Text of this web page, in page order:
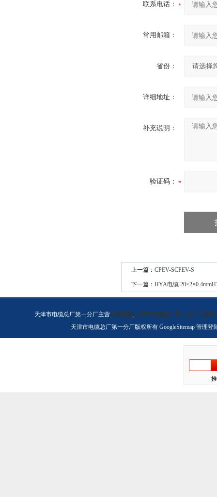
联系电话：
常用邮箱：
省份：
详细地址：
补充说明：
验证码：
上一篇： CPEV-SCPEV-S
下一篇： HYA电缆
天津市电缆总厂第一分厂主营天联电缆,天津市电缆总厂第一分厂天联电
天津市电缆总厂第一分厂版权所有 GoogleSitemap 管理登